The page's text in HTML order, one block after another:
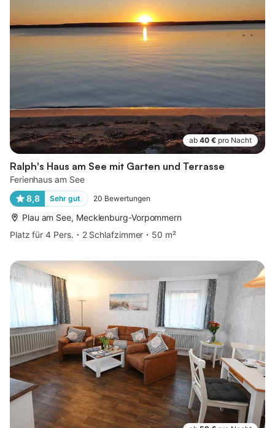
ab 40 € pro Nacht
Ralph's Haus am See mit Garten und Terrasse
Ferienhaus am See
8,8
Sehr gut 20 Bewertungen
Plau am See, Mecklenburg-Vorpommern
Platz für 4 Pers.
2 Schlafzimmer 50 m²